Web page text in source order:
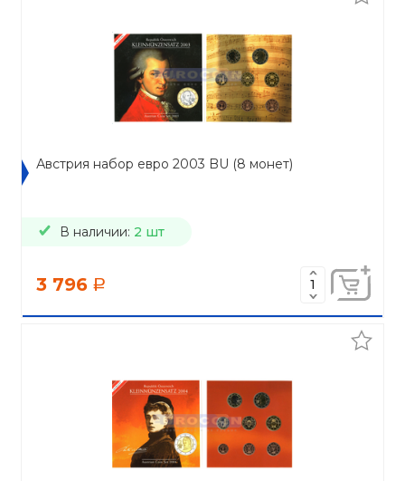
Австрия набор евро 2003 BU (8 монет)
В наличии: 2 шт
3 796 a